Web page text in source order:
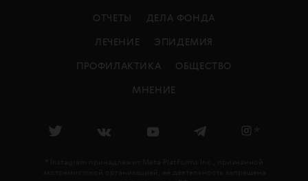
ОТЧЕТЫ ДЕЛА ФОНДА
ЛЕЧЕНИЕ ЭПИДЕМИЯ
ПРОФИЛАКТИКА ОБЩЕСТВО
МНЕНИЕ